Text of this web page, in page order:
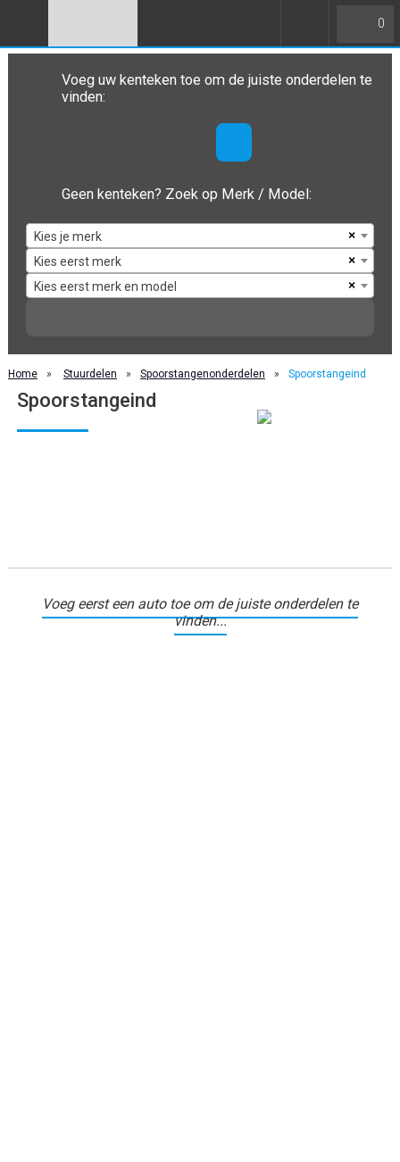
0
Voeg uw kenteken toe om de juiste onderdelen te
vinden:
Geen kenteken? Zoek op Merk / Model:
×
Kies je merk
×
Kies eerst merk
×
Kies eerst merk en model
Home » Stuurdelen » Spoorstangenonderdelen » Spoorstangeind
Spoorstangeind
Voeg eerst een auto toe om de juiste onderdelen te
vinden...